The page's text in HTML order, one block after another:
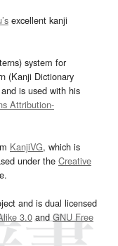
excellent kanji
system for
(Kanji Dictionary
is used with his
Attribution-
KanjiVG, which is
under the Creative
and is dual licensed
3.0and GNU Free